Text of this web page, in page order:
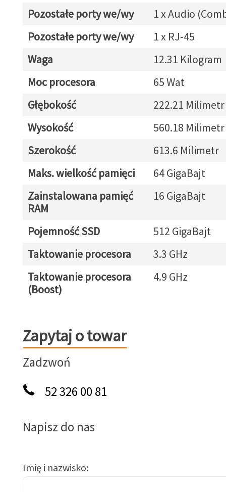
Pozostałe porty we/wy
1 x Audio
Pozostałe porty we/wy
1 x RJ-45
Waga
12.31 Kilogram
Moc procesora
65 Wat
Głębokość
222.21 Milimetr
Wysokość
560.18 Milimetr
Szerokość
613.6 Milimetr
Maks. wielkość pamięci
64 GigaBajt
Zainstalowana pamięć
RAM
16 GigaBajt
Pojemność SSD
512 GigaBajt
Taktowanie procesora
3.3 GHz
Taktowanie procesora
(Boost)
4.9 GHz
Zapytaj o towar
Zapytaj o towar
Zadzwoń
52 326 00 81
Napisz do nas
Imię i nazwisko